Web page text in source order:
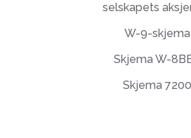
selskapets
W-9-skjema
Skjema W-
Skjema 7200